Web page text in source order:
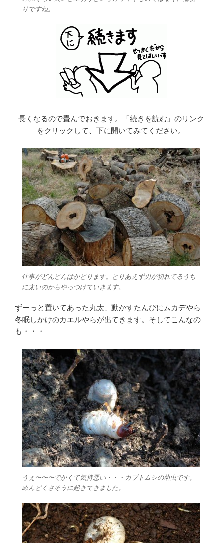
りですね。
長くなるので畳んでおきます。「続きを読む」のリンク
をクリックして、下に開いてみてください。
仕事がどんどんはかどります。とりあえず刃が切れてるうち
に太いのからやっつけていきます。
ずーっと置いてあった丸太、動かすたんびにムカデやら
冬眠しかけのカエルやらが出てきます。そしてこんなの
も・・・
うぇ〜〜〜でかくて気持悪い・・・カブトムシの幼虫です。
めんどくさそうに起きてきました。